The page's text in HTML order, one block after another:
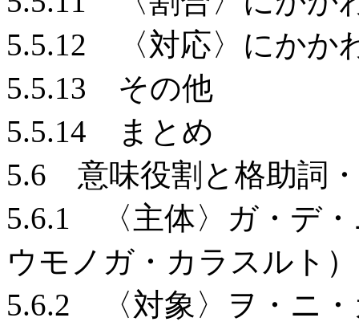
5.5.12 〈対応〉にかか
5.5.13 その他
5.5.14 まとめ
5.6 意味役割と格助詞
5.6.1 〈主体〉ガ・デ
ウモノガ・カラスルト）
5.6.2 〈対象〉ヲ・ニ